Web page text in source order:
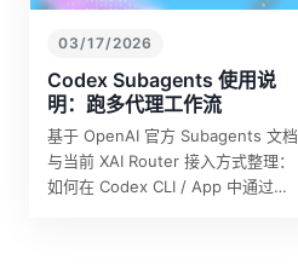
03/17/2026
Codex Subagents 使用说
明：跑多代理工作流
基于 OpenAI 官方 Subagents 文档
与当前 XAI Router 接入方式整理：
如何在 Codex CLI / App 中通过